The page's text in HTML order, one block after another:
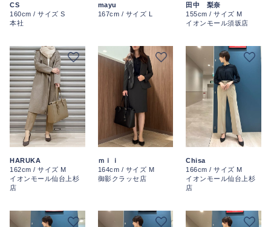
CS
160cm / サイズ S
本社
mayu
167cm / サイズ L
田中 梨奈
155cm / サイズ M
イオンモール須坂店
HARUKA
162cm / サイズ M
イオンモール仙台上杉
店
ｍｉｉ
164cm / サイズ M
御影クラッセ店
Chisa
166cm / サイズ M
イオンモール仙台上杉
店